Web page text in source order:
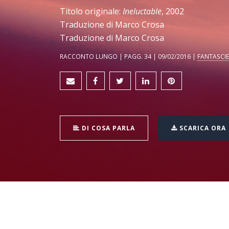
Titolo originale: Ineluctable, 2002
Traduzione di Marco Crosa
Traduzione di Marco Crosa
RACCONTO LUNGO | PAGG. 34 | 09/02/2016 |
DI COSA PARLA SCARICA ORA